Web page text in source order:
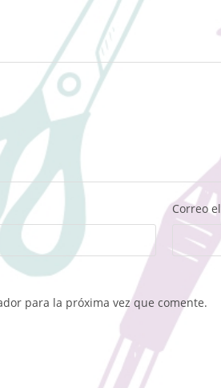
Correo
para la próxima vez que comente.